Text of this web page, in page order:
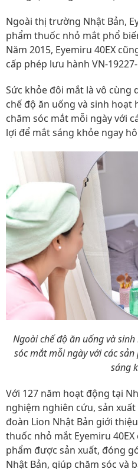
Ngoài thị trường Nhật Bản,
phẩm thuốc nhỏ mắt phổ
Năm 2015, Eyemiru 40EX
cấp phép lưu hành VN-
Sức khỏe đôi mắt là vô cùng
chế độ ăn uống và sinh hoạt
chăm sóc mắt mỗi ngày với
lợi để mắt sáng khỏe ngay
Ngoài chế độ ăn uống và
sóc mắt mỗi ngày với các
sáng
Với 127 năm hoạt động tại
nghiệm nghiên cứu, sản
đoàn Lion Nhật Bản giới
thuốc nhỏ mắt Eyemiru
phẩm được sản xuất, đóng
Nhật Bản, giúp chăm sóc và